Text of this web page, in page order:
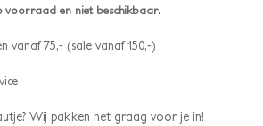
voorraad en niet beschikbaar.
vanaf 75,- (sale vanaf 150,-)
Wij pakken het graag voor je in!